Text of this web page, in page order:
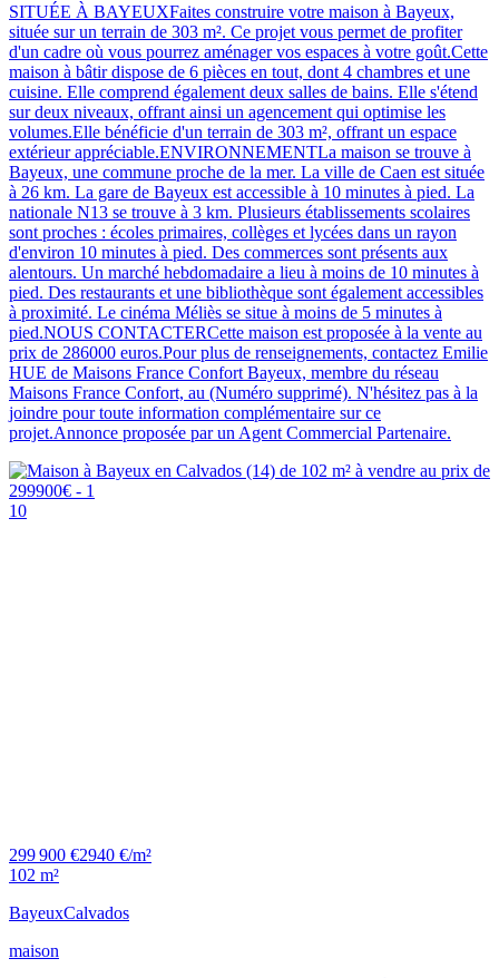
SITUÉE À BAYEUXFaites construire votre maison à Bayeux,
située sur un terrain de 303 m². Ce projet vous permet de profiter
d'un cadre où vous pourrez aménager vos espaces à votre goût.Cette
maison à bâtir dispose de 6 pièces en tout, dont 4 chambres et une
cuisine. Elle comprend également deux salles de bains. Elle s'étend
sur deux niveaux, offrant ainsi un agencement qui optimise les
volumes.Elle bénéficie d'un terrain de 303 m², offrant un espace
extérieur appréciable.ENVIRONNEMENTLa maison se trouve à
Bayeux, une commune proche de la mer. La ville de Caen est située
à 26 km. La gare de Bayeux est accessible à 10 minutes à pied. La
nationale N13 se trouve à 3 km. Plusieurs établissements scolaires
sont proches : écoles primaires, collèges et lycées dans un rayon
d'environ 10 minutes à pied. Des commerces sont présents aux
alentours. Un marché hebdomadaire a lieu à moins de 10 minutes à
pied. Des restaurants et une bibliothèque sont également accessibles
à proximité. Le cinéma Méliès se situe à moins de 5 minutes à
pied.NOUS CONTACTERCette maison est proposée à la vente au
prix de 286000 euros.Pour plus de renseignements, contactez Emilie
HUE de Maisons France Confort Bayeux, membre du réseau
Maisons France Confort, au (Numéro supprimé). N'hésitez pas à la
joindre pour toute information complémentaire sur ce
projet.Annonce proposée par un Agent Commercial Partenaire.
10
299 900 €2940 €/m²
102 m²
BayeuxCalvados
maison